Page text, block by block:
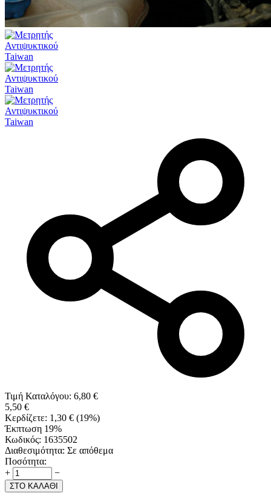
Τιμή Καταλόγου: 6,80 €
5,50 €
Κερδίζετε: 1,30 € (19%)
Έκπτωση 19%
Κωδικός: 1635502
Διαθεσιμότητα: Σε απόθεμα
Ποσότητα:
+
−
ΣΤΟ ΚΑΛΑΘΙ